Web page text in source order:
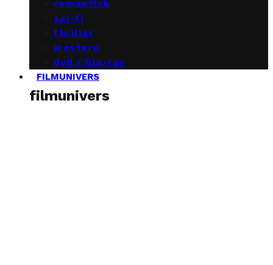
romantisk
sci-fi
thriller
western
dvd / blu-ray
FILMUNIVERS
filmunivers